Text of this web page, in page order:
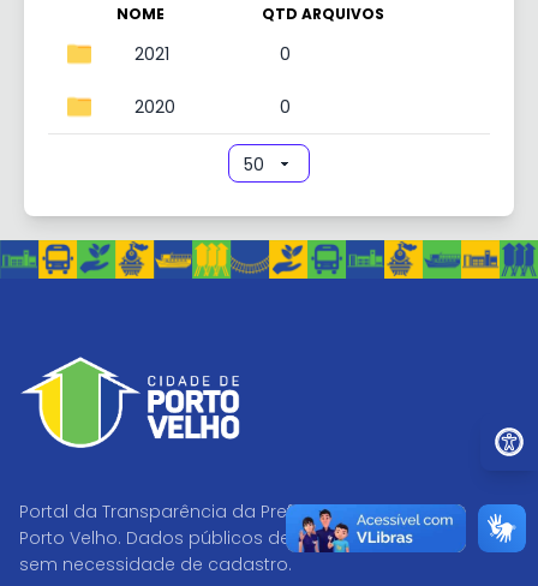
NOME QTD ARQUIVOS
2021 0
2020 0
Portal da Transparência da Prefeitura de
Porto Velho. Dados públicos de acesso livre,
sem necessidade de cadastro.
Ir